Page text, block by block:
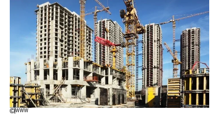
WWW